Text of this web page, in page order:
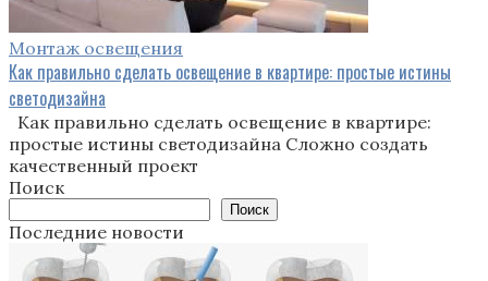
Монтаж освещения
Как правильно сделать освещение в квартире: простые истины
светодизайна
Как правильно сделать освещение в квартире:
простые истины светодизайна Сложно создать
качественный проект
Поиск
Поиск
Последние новости